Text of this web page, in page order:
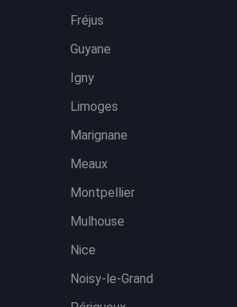
Fréjus
Guyane
Igny
Limoges
Marignane
Meaux
Montpellier
Mulhouse
Nice
Noisy-le-Grand